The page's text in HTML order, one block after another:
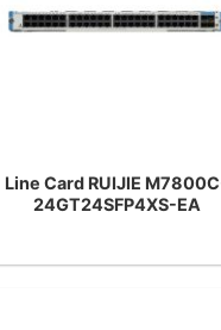
Line Card RUIJIE
24GT24SFP4XS-EA